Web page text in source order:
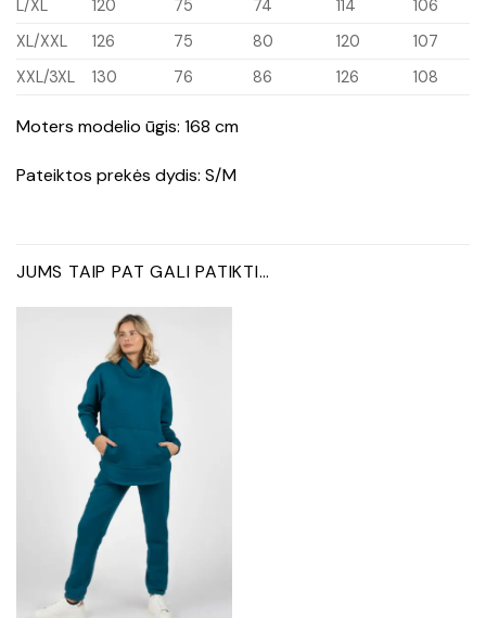
L/XL
120 75 74 114
106
XL/XXL
126 75 80 120
107
XXL/3XL
130 76 86 126 108
Moters modelio ūgis: 168 cm
Pateiktos prekės dydis: S/M
JUMS TAIP PAT GALI PATIKTI…